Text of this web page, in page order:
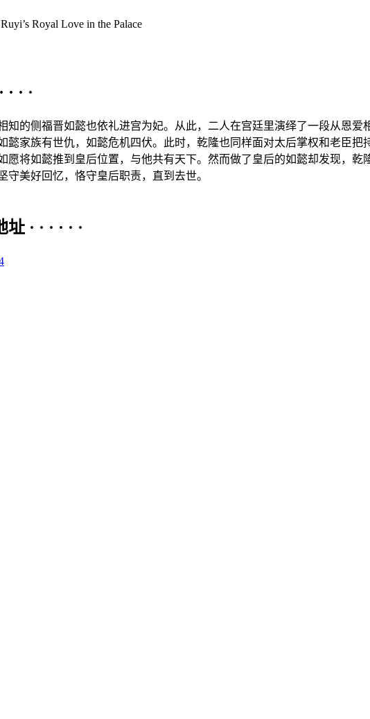
Royal Love in the Palace
· ·
知的侧福晋如懿也依礼进宫为妃。从此，二人在宫廷里演绎了一段从恩
懿家族有世仇，如懿危机四伏。此时，乾隆也同样面对太后掌权和老臣
愿将如懿推到皇后位置，与他共有天下。然而做了皇后的如懿却发现，
美好回忆，恪守皇后职责，直到去世。
· · · · · ·